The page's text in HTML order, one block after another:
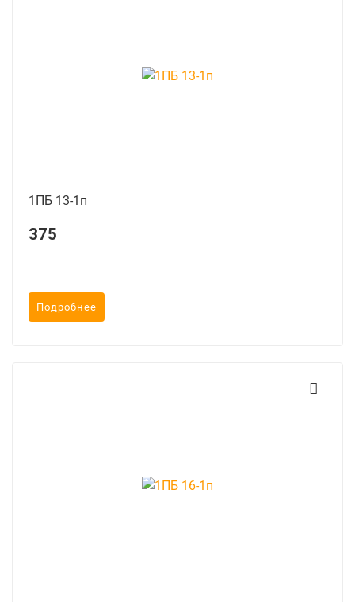
1ПБ 13-1п
375
Подробнее